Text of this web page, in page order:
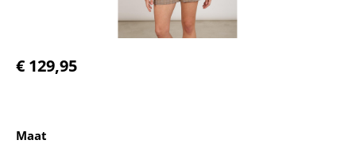
Normale prijs:
€ 129,95
Selecteer
Maat